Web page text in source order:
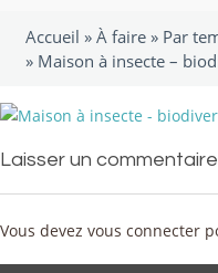
Accueil » À faire» Par
» Maison à insecte –
Laisser un commentaire
Vous devez vous connecter